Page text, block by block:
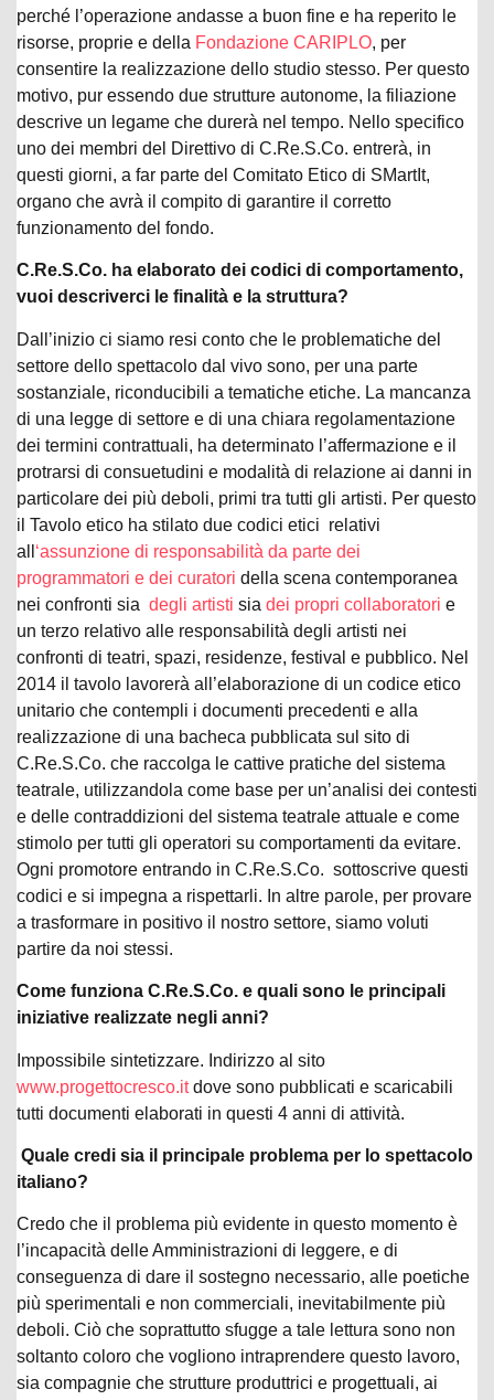
perché l’operazione andasse a buon fine e ha reperito le
risorse, proprie e della Fondazione CARIPLO, per
consentire la realizzazione dello studio stesso. Per questo
motivo, pur essendo due strutture autonome, la filiazione
descrive un legame che durerà nel tempo. Nello specifico
uno dei membri del Direttivo di C.Re.S.Co. entrerà, in
questi giorni, a far parte del Comitato Etico di SMartIt,
organo che avrà il compito di garantire il corretto
funzionamento del fondo.
C.Re.S.Co. ha elaborato dei codici di comportamento,
vuoi descriverci le finalità e la struttura?
Dall’inizio ci siamo resi conto che le problematiche del
settore dello spettacolo dal vivo sono, per una parte
sostanziale, riconducibili a tematiche etiche. La mancanza
di una legge di settore e di una chiara regolamentazione
dei termini contrattuali, ha determinato l’affermazione e il
protrarsi di consuetudini e modalità di relazione ai danni in
particolare dei più deboli, primi tra tutti gli artisti. Per questo
il Tavolo etico ha stilato due codici etici relativi
all ‘assunzione di responsabilità da parte dei
programmatori e dei curatori della scena contemporanea
nei confronti sia degli artisti sia dei propri collaboratori e
un terzo relativo alle responsabilità degli artisti nei
confronti di teatri, spazi, residenze, festival e pubblico. Nel
2014 il tavolo lavorerà all’elaborazione di un codice etico
unitario che contempli i documenti precedenti e alla
realizzazione di una bacheca pubblicata sul sito di
C.Re.S.Co. che raccolga le cattive pratiche del sistema
teatrale, utilizzandola come base per un’analisi dei contesti
e delle contraddizioni del sistema teatrale attuale e come
stimolo per tutti gli operatori su comportamenti da evitare.
Ogni promotore entrando in C.Re.S.Co. sottoscrive questi
codici e si impegna a rispettarli. In altre parole, per provare
a trasformare in positivo il nostro settore, siamo voluti
partire da noi stessi.
Come funziona C.Re.S.Co. e quali sono le principali
iniziative realizzate negli anni?
Impossibile sintetizzare. Indirizzo al sito
www.progettocresco.itdove sono pubblicati e scaricabili
tutti documenti elaborati in questi 4 anni di attività.
Quale credi sia il principale problema per lo spettacolo
italiano?
Credo che il problema più evidente in questo momento è
l’incapacità delle Amministrazioni di leggere, e di
conseguenza di dare il sostegno necessario, alle poetiche
più sperimentali e non commerciali, inevitabilmente più
deboli. Ciò che soprattutto sfugge a tale lettura sono non
soltanto coloro che vogliono intraprendere questo lavoro,
sia compagnie che strutture produttrici e progettuali, ai